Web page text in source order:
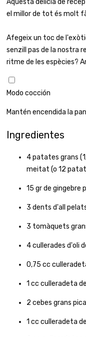
Aquesta delícia de
el millor de tot és molt
Afegeix un toc de
senzill pas de la nostra
ritme de les espècies?
Modo cocción
Mantén encendida la
Ingredientes
4patates grans
meitat (o 12
15 grde gingebre
3 dents d'all
3 tomàquets
4cullerades d'oli
0,75 cc
1 cc culleradeta
2 cebes grans
1 cc culleradeta